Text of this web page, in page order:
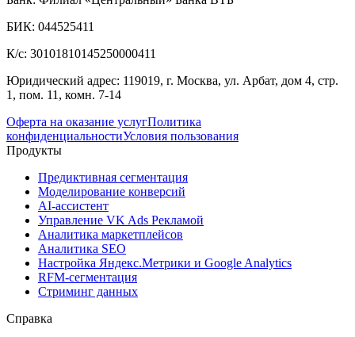
БИК: 044525411
К/с: 30101810145250000411
Юридический адрес: 119019, г. Москва, ул. Арбат, дом 4, стр.
1, пом. 11, комн. 7-14
Оферта на оказание услугПолитика
конфиденциальностиУсловия пользования
Продукты
Предиктивная сегментация
Моделирование конверсий
AI-ассистент
Управление VK Ads Рекламой
Аналитика маркетплейсов
Аналитика SEO
Настройка Яндекс.Метрики и Google Analytics
RFM-сегментация
Cтриминг данных
Справка